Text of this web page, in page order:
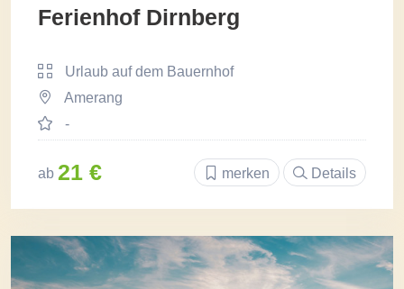
Ferienhof Dirnberg
Urlaub auf dem Bauernhof
Amerang
-
ab 21 € merken Details